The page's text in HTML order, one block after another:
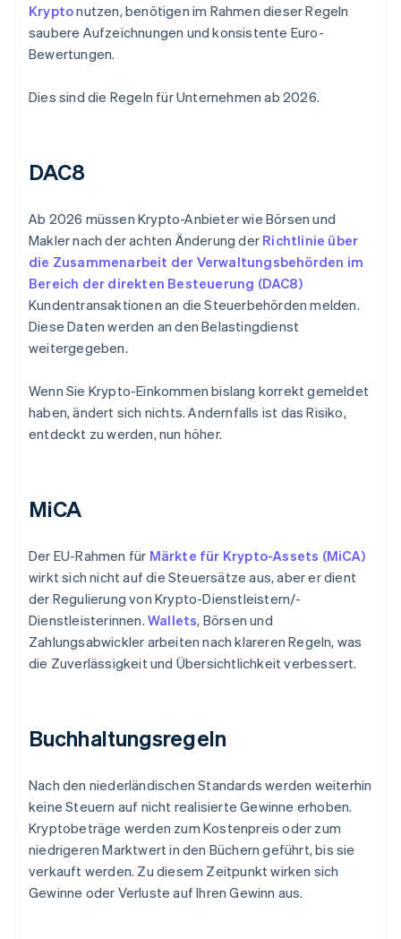
Kryptonutzen, benötigen im Rahmen dieser Regeln
saubere Aufzeichnungen und konsistente Euro-
Bewertungen.
Dies sind die Regeln für Unternehmen ab 2026.
DAC8
Ab 2026 müssen Krypto-Anbieter wie Börsen und
Makler nach der achten Änderung der Richtlinie über
die Zusammenarbeit der Verwaltungsbehörden im
Bereich der direkten Besteuerung (DAC8)
Kundentransaktionen an die Steuerbehörden melden.
Diese Daten werden an den Belastingdienst
weitergegeben.
Wenn Sie Krypto-Einkommen bislang korrekt gemeldet
haben, ändert sich nichts. Andernfalls ist das Risiko,
entdeckt zu werden, nun höher.
MiCA
Der EU-Rahmen für Märkte für Krypto-Assets (MiCA)
wirkt sich nicht auf die Steuersätze aus, aber er dient
der Regulierung von Krypto-Dienstleistern/-
Dienstleisterinnen. Wallets, Börsen und
Zahlungsabwickler arbeiten nach klareren Regeln, was
die Zuverlässigkeit und Übersichtlichkeit verbessert.
Buchhaltungsregeln
Nach den niederländischen Standards werden weiterhin
keine Steuern auf nicht realisierte Gewinne erhoben.
Kryptobeträge werden zum Kostenpreis oder zum
niedrigeren Marktwert in den Büchern geführt, bis sie
verkauft werden. Zu diesem Zeitpunkt wirken sich
Gewinne oder Verluste auf Ihren Gewinn aus.